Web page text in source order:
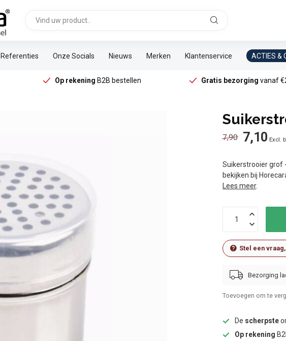
Referenties Onze Socials Nieuws Merken Klantenservice ACTIES &
Op rekening B2B bestellen Gratis bezorging vanaf
7,90 7,10 Excl.
Suikerstrooier grof
bekijken bij
Lees meer.
Stel een
Bezorging
Toevoegen om te
De scherpste
Op rekening